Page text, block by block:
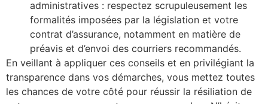
administratives : respectez scrupuleusement les
formalités imposées par la législation et votre
contrat d’assurance, notamment en matière de
préavis et d’envoi des courriers recommandés.
En veillant à appliquer ces conseils et en privilégiant la
transparence dans vos démarches, vous mettez toutes
les chances de votre côté pour réussir la résiliation de